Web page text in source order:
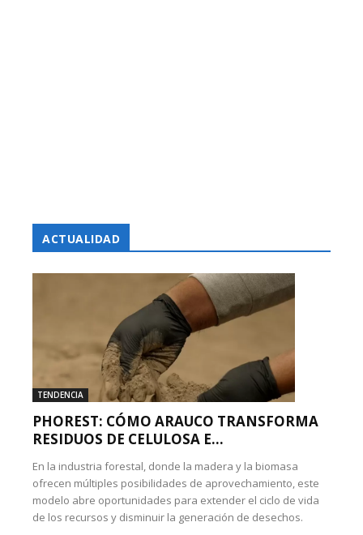
ACTUALIDAD
TENDENCIA
PHOREST: CÓMO ARAUCO TRANSFORMA
RESIDUOS DE CELULOSA E...
En la industria forestal, donde la madera y la biomasa
ofrecen múltiples posibilidades de aprovechamiento, este
modelo abre oportunidades para extender el ciclo de vida
de los recursos y disminuir la generación de desechos.